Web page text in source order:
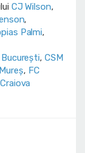
CJ Wilson,
,
Palmi,
, CSM
, FC